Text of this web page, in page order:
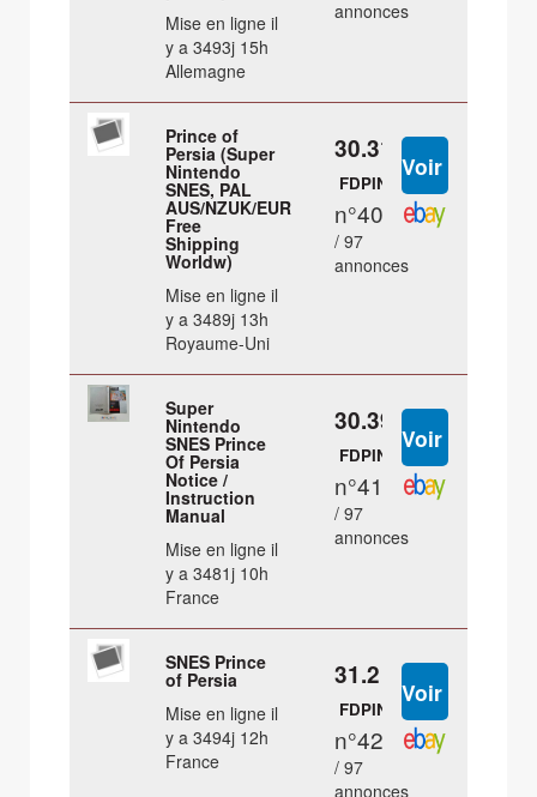
Mise en ligne il
y a 3493j 15h
Allemagne
annonces
Prince of
Persia (Super
Nintendo
SNES, PAL
AUS/NZUK/EUR
Free
Shipping
Worldw)
Mise en ligne il
y a 3489j 13h
Royaume-Uni
30.31 €
FDPIN
n°40
/ 97
annonces
Super
Nintendo
SNES Prince
Of Persia
Notice /
Instruction
Manual
Mise en ligne il
y a 3481j 10h
France
30.39 €
FDPIN
n°41
/ 97
annonces
SNES Prince
of Persia
Mise en ligne il
y a 3494j 12h
France
31.2 €
FDPIN
n°42
/ 97
annonces